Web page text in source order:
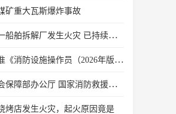
矿重大瓦斯爆炸事故
舶拆解厂发生火灾 已持续近24小时
消防设施操作员（2026年版）》解读
家消防救援局办公室 关于颁布消防设施操作员国家职业标准的通知
烤店发生火灾，起火原因竟是